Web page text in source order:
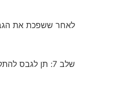
לאחר ששפכת את
שלב 7: תן לגבס להתקבע